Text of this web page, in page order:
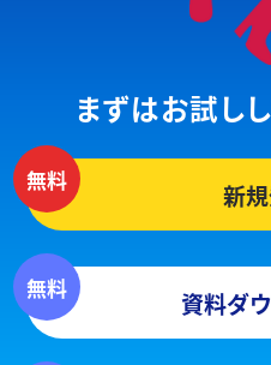
まずはお試し
新
資料ダ